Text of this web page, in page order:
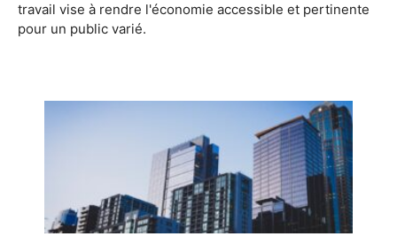
travail vise à rendre l'économie accessible et pertinente
pour un public varié.